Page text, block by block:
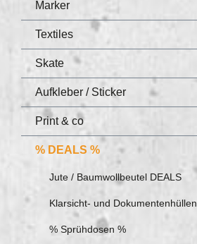
Marker
Textiles
Skate
Aufkleber / Sticker
Print & co
% DEALS %
Jute / Baumwollbeutel DEALS
Klarsicht- und Dokumentenhüllen
% Sprühdosen %